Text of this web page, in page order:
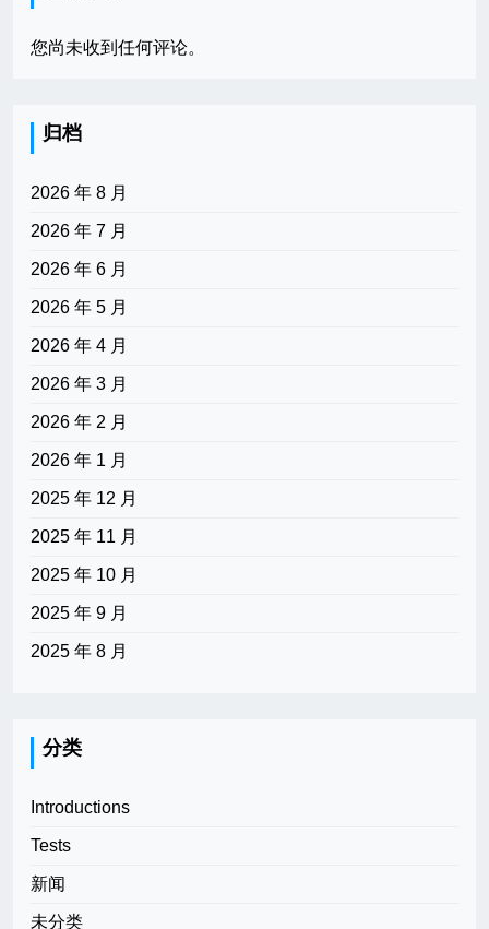
您尚未收到任何评论。
归档
2026 年 8 月
2026 年 7 月
2026 年 6 月
2026 年 5 月
2026 年 4 月
2026 年 3 月
2026 年 2 月
2026 年 1 月
2025 年 12 月
2025 年 11 月
2025 年 10 月
2025 年 9 月
2025 年 8 月
分类
Introductions
Tests
新闻
未分类